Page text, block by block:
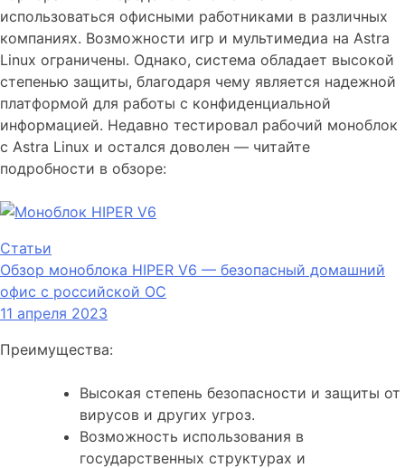
использоваться офисными работниками в различных
компаниях. Возможности игр и мультимедиа на Astra
Linux ограничены. Однако, система обладает высокой
степенью защиты, благодаря чему является надежной
платформой для работы с конфиденциальной
информацией. Недавно тестировал рабочий моноблок
с Astra Linux и остался доволен — читайте
подробности в обзоре:
Статьи
Обзор моноблока HIPER V6 — безопасный домашний
офис с российской ОС
11 апреля 2023
Преимущества:
Высокая степень безопасности и защиты от
вирусов и других угроз.
Возможность использования в
государственных структурах и